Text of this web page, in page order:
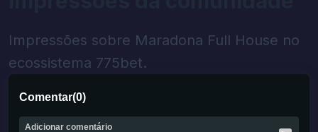
Impressões sobre Maradona Full House no
ecossistema 775bet.
Comentar(0)